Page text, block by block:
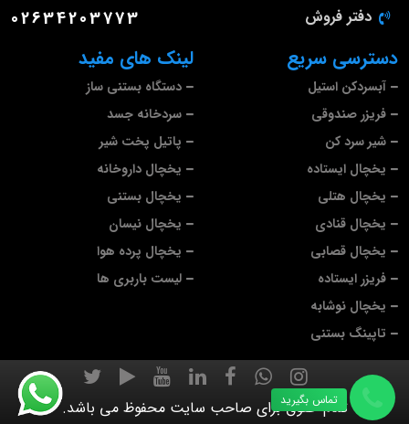
لینک های مفید
دستگاه بستنی ساز
سردخانه جسد
پاتیل پخت شیر
یخچال داروخانه
یخچال بستنی
یخچال نیسان
یخچال پرده هوا
لیست باربری ها
دسترسی سریع
آبسردکن استیل
فریزر صندوقی
شیر سرد کن
یخچال ایستاده
یخچال هتلی
یخچال قنادی
یخچال قصابی
فریزر ایستاده
یخچال نوشابه
تاپینگ بستنی
دفتر فروش 02634203773
تمام حقوق برای صاحب سایت محفوظ می باشد.
تماس بگیرید